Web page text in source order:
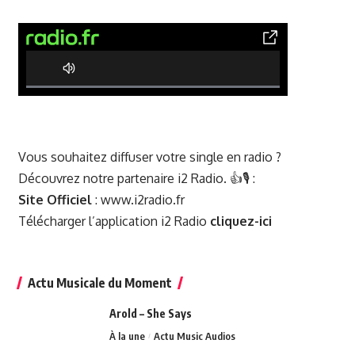
0% Complete
Vous souhaitez diffuser votre single en radio ?
Découvrez notre partenaire i2 Radio. 👍🎙️ :
Site Officiel: www.i2radio.fr
Télécharger l’application i2 Radio cliquez-ici
Actu Musicale du Moment
Arold – She Says
À la une Actu Music Audios